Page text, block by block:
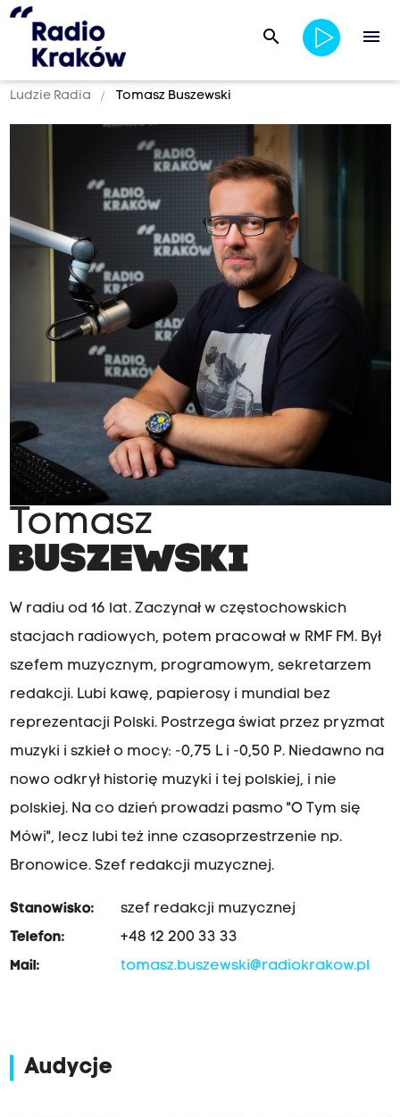
search menu
Ludzie Radia Tomasz Buszewski
Tomasz
BUSZEWSKI
W radiu od 16 lat. Zaczynał w częstochowskich
stacjach radiowych, potem pracował w RMF FM. Był
szefem muzycznym, programowym, sekretarzem
redakcji. Lubi kawę, papierosy i mundial bez
reprezentacji Polski. Postrzega świat przez pryzmat
muzyki i szkieł o mocy: -0,75 L i -0,50 P. Niedawno na
nowo odkrył historię muzyki i tej polskiej, i nie
polskiej. Na co dzień prowadzi pasmo "O Tym się
Mówi", lecz lubi też inne czasoprzestrzenie np.
Bronowice. Szef redakcji muzycznej.
Stanowisko:
szef redakcji muzycznej
Telefon:
+48 12 200 33 33
Mail:
tomasz.buszewski@radiokrakow.pl
Audycje